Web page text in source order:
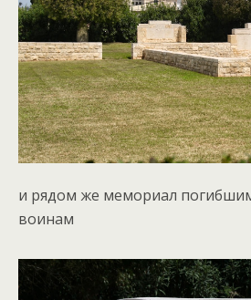
и рядом же мемориал
воинам